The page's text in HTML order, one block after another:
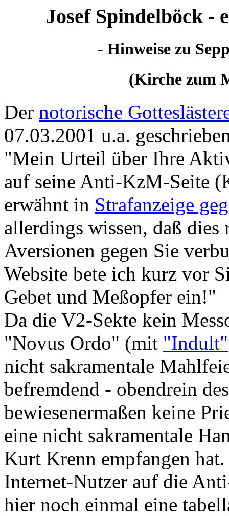
Josef Spindelböck
- Hinweise zu
(Kirche zum
Der notorische
07.03.2001 u.a.
"Mein Urteil über Ihre
auf seine Anti-KzM-Seite
erwähnt in Strafanzeige
allerdings wissen, daß
Aversionen gegen Sie
Website bete ich kurz vor
Gebet und Meßopfer ein!"
Da die V2-Sekte kein
"Novus Ordo" (mit "Indult"
nicht sakramentale
befremdend - obendrein
bewiesenermaßen keine
eine nicht sakramentale
Kurt Krenn empfangen
Internet-Nutzer auf die
hier noch einmal eine